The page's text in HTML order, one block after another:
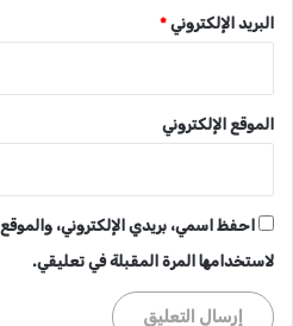
البريد الإلكتروني *
الموقع الإلكتروني
احفظ اسمي، بريدي الإلكتروني،
لاستخدامها المرة المقبلة في تعليقي.